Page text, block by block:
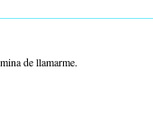
de llamarme.